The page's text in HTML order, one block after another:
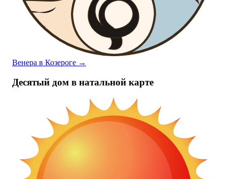
Венера в Козероге →
Десятый дом в натальной карте